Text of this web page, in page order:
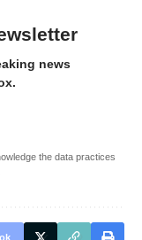
news
the data practices